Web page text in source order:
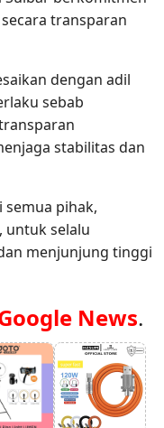
transparan
dengan adil
sebab
stabilitas dan
semua pihak,
untuk selalu
menjunjung tinggi
News.